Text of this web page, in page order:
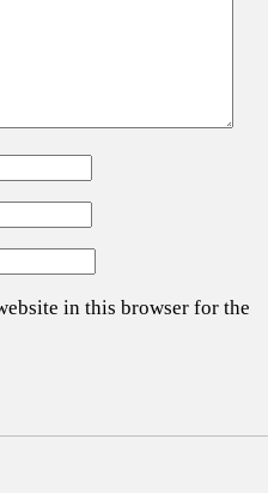
in this browser for the